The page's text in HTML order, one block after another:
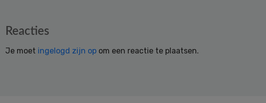
Reacties
Je moet ingelogd zijn op om een reactie te plaatsen.